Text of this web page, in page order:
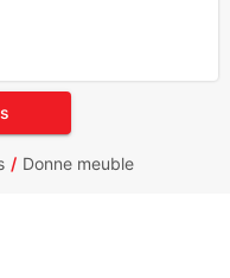
Donne meuble